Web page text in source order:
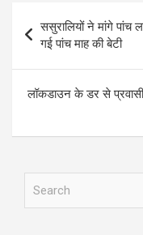
navigation
ससुरालियों ने मांगे पांच
गई पांच माह की बेटी
लॉकडाउन के डर से